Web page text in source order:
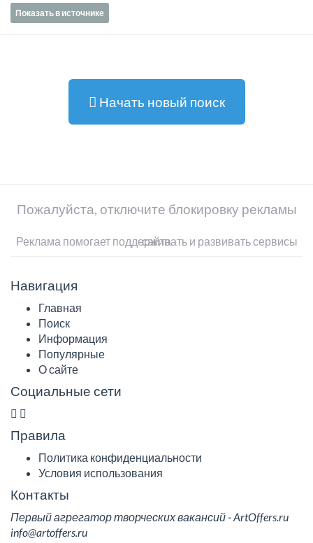
Показать в источнике
Начать новый поиск
Пожалуйста, отключите блокировку рекламы
Реклама помогает поддерживать и развивать сервисы сайта
Навигация
Главная
Поиск
Информация
Популярные
О сайте
Социальные сети
Правила
Политика конфиденциальности
Условия использования
Контакты
Первый агрегатор творческих вакансий - ArtOffers.ru
info@artoffers.ru